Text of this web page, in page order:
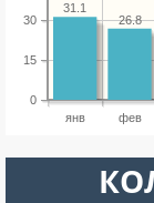
янв фев
0
15
30 26.8
31.1